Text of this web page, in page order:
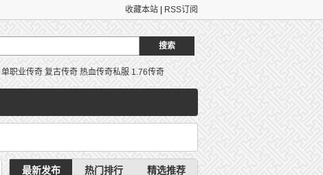
收藏本站 RSS订阅
单职业传奇 复古传奇 热血传奇私服 1.76传奇
最新发布 热门排行 精选推荐